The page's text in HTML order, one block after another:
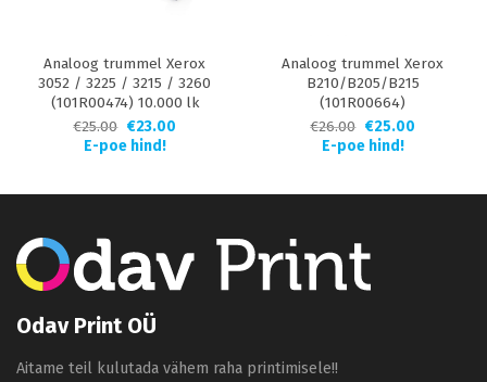
Analoog trummel Xerox
3052 / 3225 / 3215 / 3260
(101R00474) 10.000 lk
€25.00 €23.00
E-poe hind!
Analoog trummel Xerox
B210/B205/B215
(101R00664)
€26.00 €25.00
E-poe hind!
Odav Print OÜ
Aitame teil kulutada vähem raha printimisele!!